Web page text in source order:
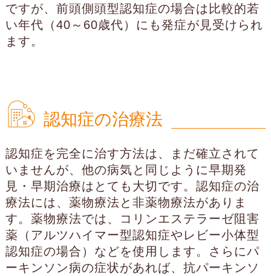
ですが、前頭側頭型認知症の場合は比較的若
い年代（40～60歳代）にも発症が見受けられ
ます。
認知症の治療法
認知症を完全に治す方法は、まだ確立されて
いませんが、他の病気と同じように早期発
見・早期治療はとても大切です。認知症の治
療法には、薬物療法と非薬物療法がありま
す。薬物療法では、コリンエステラーゼ阻害
薬（アルツハイマー型認知症やレビー小体型
認知症の場合）などを使用します。さらにパ
ーキンソン病の症状があれば、抗パーキンソ